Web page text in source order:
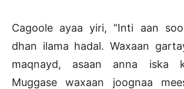
Cagoole ayaa yiri, “Inti aan
dhan ilama hadal. Waxaan
maqnayd, asaan anna iska
Muggase waxaan joognaa